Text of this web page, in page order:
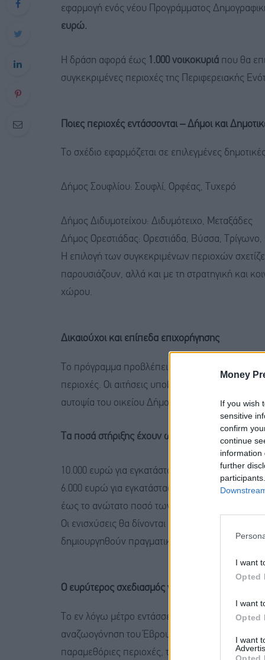
Money
If you wish
sensitive
confirm
continue
information
further
I want
Opted
I want
Opted
I want
Opted
εφαρμογή ενός νέου Προγράμματος
ευρώ.
Η δράση αφορά έως 1.000 νοικοκυριά που θα
συγκεκριμένες περιοχές της Περιφερειακής
Ποιες περιοχές εντάσσονται – Δήμοι και
Το σχέδιο εφαρμόζεται σε επιλεγμένες
Δήμος Σουφλίου: Σουφλί, Ορφέας, Τυχερό
Δήμος Διδυμοτείχου: Διδυμότειχο, Μεταξάδες
Δήμος Ορεστιάδας: Ορεστιάδα, Βύσσα, Τρίγωνο,
Η επιλογή των συγκεκριμένων περιοχών
παρουσιάζουν, αλλά και με τη στρατηγική και
χώρου.
Δικαιούχοι και επίπεδα επιχορήγησης
Το πρόγραμμα προβλέπει
περιοχές. Οι αιτήσεις υποβάλλονται μέσω
αυτοψία του οικείου Δήμου για επιβεβαίωση της
Τα ποσά στήριξης έχουν ως εξής:
10.000 ευρώ για εγκατάσταση σε οικισμούς με
6.000 ευρώ για εγκατάσταση σε μεγαλύτερους
έως το ανώτατο ποσό των 10.000 ευρώ
Οι ενισχύσεις θα δίνονται απευθείας, χωρίς
δημιουργηθούν πραγματικά ελκυστικές
Ο ευρύτερος σχεδιασμός για τον Έβρο
Το εν λόγω μέτρο εντάσσεται σε ένα
αναζωογόνηση του Έβρου. Το Υπουργείο και η
παραμεθόριες περιοχές, τις οποίες